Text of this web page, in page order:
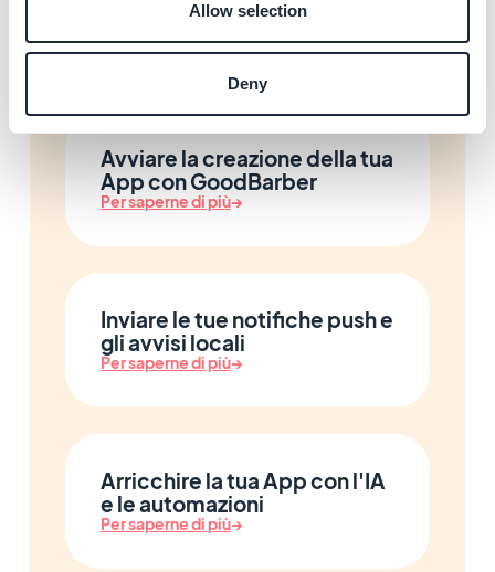
Allow selection
Deny
fidelizzare i tuoi utenti
Per saperne di più→
Avviare la creazione della tua
App con GoodBarber
Per saperne di più→
Inviare le tue notifiche push e
gli avvisi locali
Per saperne di più→
Arricchire la tua App con l'IA
e le automazioni
Per saperne di più→